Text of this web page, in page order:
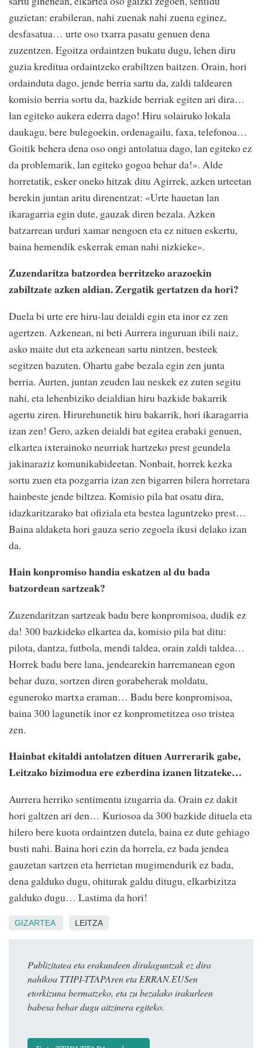
guzietan: erabileran, nahi zuenak nahi zuena eginez,
desfasatua… urte oso txarra pasatu genuen dena
zuzentzen. Egoitza ordaintzen bukatu dugu, lehen diru
guzia kreditua ordaintzeko erabiltzen baitzen. Orain, hori
ordainduta dago, jende berria sartu da, zaldi taldearen
komisio berria sortu da, bazkide berriak egiten ari dira…
lan egiteko aukera ederra dago! Hiru solairuko lokala
daukagu, bere bulegoekin, ordenagailu, faxa, telefonoa…
Goitik behera dena oso ongi antolatua dago, lan egiteko ez
da problemarik, lan egiteko gogoa behar da!». Alde
horretatik, esker oneko hitzak ditu Agirrek, azken urteetan
berekin juntan aritu direnentzat: «Urte hauetan lan
ikaragarria egin dute, gauzak diren bezala. Azken
batzarrean urduri xamar nengoen eta ez nituen eskertu,
baina hemendik eskerrak eman nahi nizkieke».
Zuzendaritza batzordea berritzeko arazoekin
zabiltzate azken aldian. Zergatik gertatzen da hori?
Duela bi urte ere hiru-lau deialdi egin eta inor ez zen
agertzen. Azkenean, ni beti Aurrera inguruan ibili naiz,
asko maite dut eta azkenean sartu nintzen, besteek
segitzen bazuten. Ohartu gabe bezala egin zen junta
berria. Aurten, juntan zeuden lau neskek ez zuten segitu
nahi, eta lehenbiziko deialdian hiru bazkide bakarrik
agertu ziren. Hirurehunetik hiru bakarrik, hori ikaragarria
izan zen! Gero, azken deialdi bat egitea erabaki genuen,
elkartea ixterainoko neurriak hartzeko prest geundela
jakinaraziz komunikabideetan. Nonbait, horrek kezka
sortu zuen eta pozgarria izan zen bigarren bilera horretara
hainbeste jende biltzea. Komisio pila bat osatu dira,
idazkaritzarako bat ofiziala eta bestea laguntzeko prest…
Baina aldaketa hori gauza serio zegoela ikusi delako izan
da.
Hain konpromiso handia eskatzen al du bada
batzordean sartzeak?
Zuzendaritzan sartzeak badu bere konpromisoa, dudik ez
da! 300 bazkideko elkartea da, komisio pila bat ditu:
pilota, dantza, futbola, mendi taldea, orain zaldi taldea…
Horrek badu bere lana, jendearekin harremanean egon
behar duzu, sortzen diren gorabeherak moldatu,
eguneroko martxa eraman… Badu bere konpromisoa,
baina 300 lagunetik inor ez konprometitzea oso tristea
zen.
Hainbat ekitaldi antolatzen dituen Aurrerarik gabe,
Leitzako bizimodua ere ezberdina izanen litzateke…
Aurrera herriko sentimentu izugarria da. Orain ez dakit
hori galtzen ari den… Kuriosoa da 300 bazkide dituela eta
hilero bere kuota ordaintzen dutela, baina ez dute gehiago
busti nahi. Baina hori ezin da horrela, ez bada jendea
gauzetan sartzen eta herrietan mugimendurik ez bada,
dena galduko dugu, ohiturak galdu ditugu, elkarbizitza
galduko dugu… Lastima da hori!
GIZARTEA LEITZA
Publizitatea eta erakundeen dirulaguntzak ez dira
nahikoa TTIPI-TTAPAren eta ERRAN.EUSen
etorkizuna bermatzeko, eta zu bezalako irakurleen
babesa behar dugu aitzinera egiteko.